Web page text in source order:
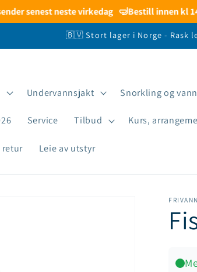
senest neste virkedag 🤿Bestill innen kl
🇧🇻 Stort lager i Norge - Rask
Undervannsjakt Snorkling og
Service Tilbud Kurs,
retur Leie av utstyr